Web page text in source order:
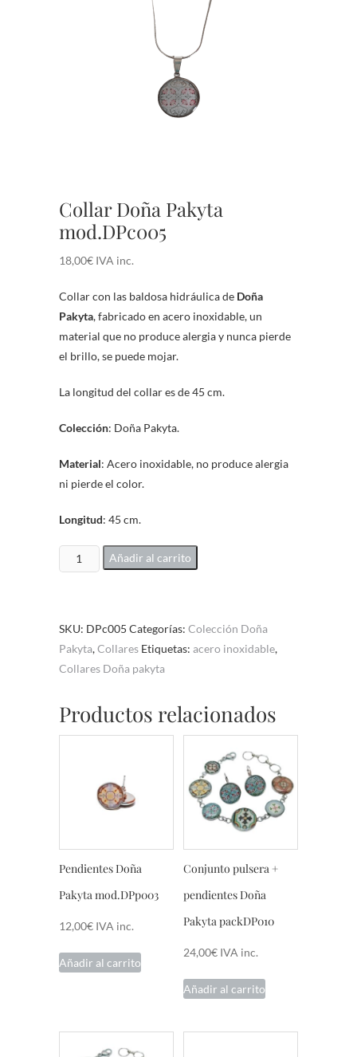
Collar Doña Pakyta
mod.DPc005
18,00€ IVA inc.
Collar con las baldosa hidráulica de Doña
Pakyta, fabricado en acero inoxidable, un
material que no produce alergia y nunca pierde
el brillo, se puede mojar.
La longitud del collar es de 45 cm.
Colección: Doña Pakyta.
Material: Acero inoxidable, no produce alergia
ni pierde el color.
Longitud: 45 cm.
Collar
Doña
cantidad
Añadir al carrito
SKU: DPc005 Categorías: Colección Doña
Pakyta,Collares Etiquetas: acero inoxidable,
Collares Doña pakyta
Productos relacionados
Pendientes Doña
Pakyta mod.DPp003
12,00€ IVA inc.
Añadir al carrito
Conjunto pulsera +
pendientes Doña
Pakyta packDP010
24,00€ IVA inc.
Añadir al carrito